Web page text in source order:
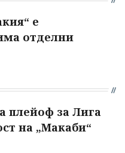
е
отделни
плейоф за Лига
на „Макаби“